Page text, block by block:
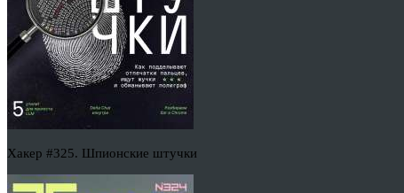
Хакер #325. Шпионские штучки